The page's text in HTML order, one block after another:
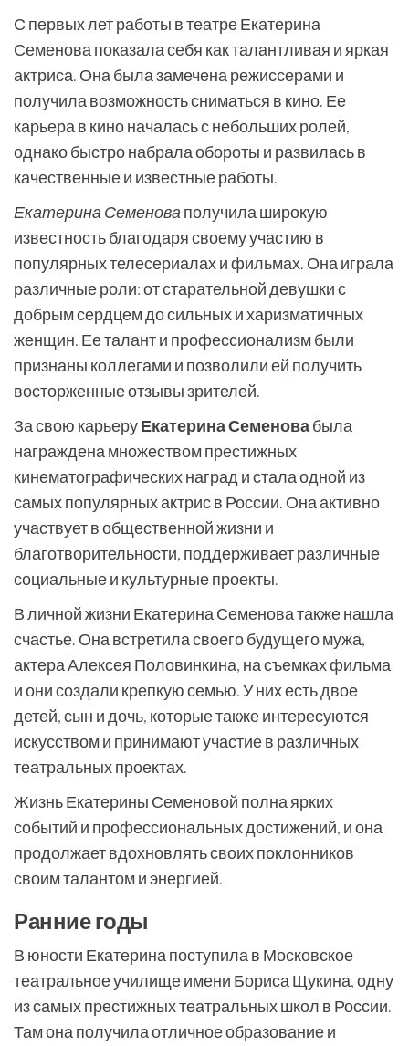
С первых лет работы в театре Екатерина
Семенова показала себя как талантливая и яркая
актриса. Она была замечена режиссерами и
получила возможность сниматься в кино. Ее
карьера в кино началась с небольших ролей,
однако быстро набрала обороты и развилась в
качественные и известные работы.
Екатерина Семенова получила широкую
известность благодаря своему участию в
популярных телесериалах и фильмах. Она играла
различные роли: от старательной девушки с
добрым сердцем до сильных и харизматичных
женщин. Ее талант и профессионализм были
признаны коллегами и позволили ей получить
восторженные отзывы зрителей.
За свою карьеруЕкатерина Семеновабыла
награждена множеством престижных
кинематографических наград и стала одной из
самых популярных актрис в России. Она активно
участвует в общественной жизни и
благотворительности, поддерживает различные
социальные и культурные проекты.
В личной жизни Екатерина Семенова также нашла
счастье. Она встретила своего будущего мужа,
актера Алексея Половинкина, на съемках фильма
и они создали крепкую семью. У них есть двое
детей, сын и дочь, которые также интересуются
искусством и принимают участие в различных
театральных проектах.
Жизнь Екатерины Семеновой полна ярких
событий и профессиональных достижений, и она
продолжает вдохновлять своих поклонников
своим талантом и энергией.
Ранние годы
В юности Екатерина поступила в Московское
театральное училище имени Бориса Щукина, одну
из самых престижных театральных школ в России.
Там она получила отличное образование и